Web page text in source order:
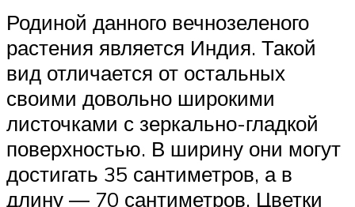
Родиной данного вечнозеленого
растения является Индия. Такой
вид отличается от остальных
своими довольно широкими
листочками с зеркально-гладкой
поверхностью. В ширину они могут
достигать 35 сантиметров, а в
длину ― 70 сантиметров. Цветки